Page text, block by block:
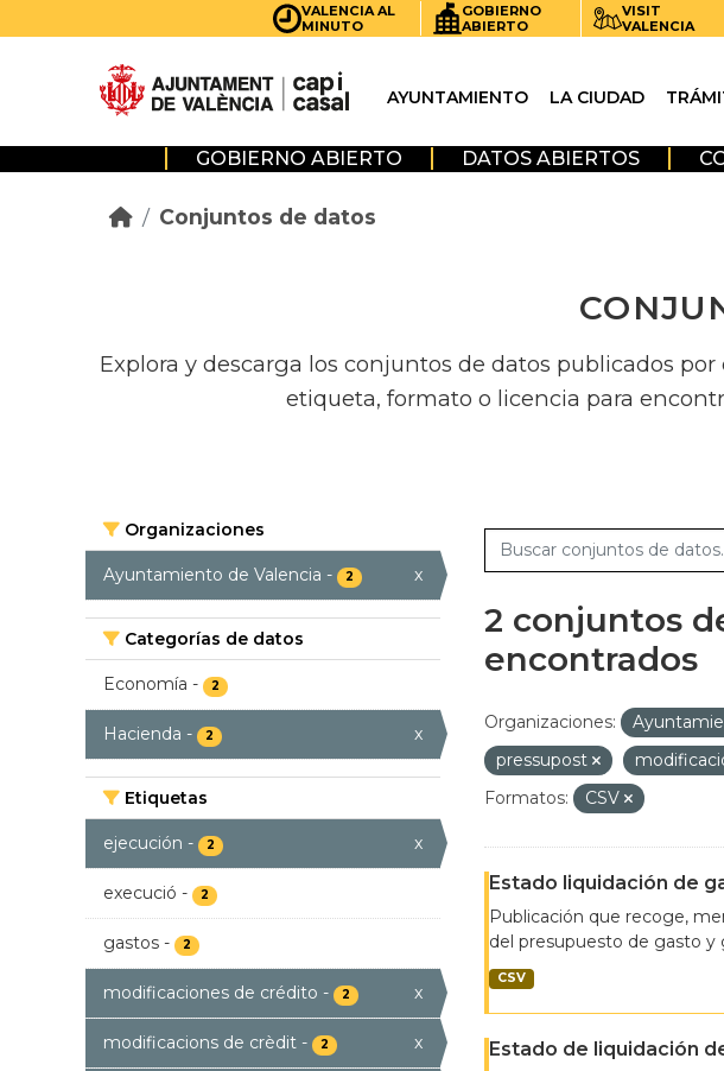
VALENCIA AL
MINUTO
GOBIERNO
ABIERTO
VISIT
VALENCIA
AYUNTAMIENTO LA CIUDAD
GOBIERNO ABIERTO DATOS ABIERTOS
Conjuntos de datos
Explora y descarga los conjuntos de datos publicados
etiqueta, formato o licencia para
Organizaciones
Ayuntamiento de Valencia - 2 x
Categorías de datos
Economía - 2
Hacienda - 2 x
Etiquetas
ejecución - 2 x
execució - 2
gastos - 2
modificaciones de crédito - 2 x
modificacions de crèdit - 2 x
2 conjuntos
encontrados
Organizaciones:
pressupost
Formatos:
CSV
Estado liquidación de
Publicación que recoge,
del presupuesto de gasto y
CSV
Estado de liquidación